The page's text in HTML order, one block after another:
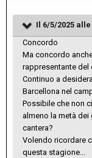
Il 6/5/2025 alle
Concordo
Ma concordo
rappresentante del
Continuo a
Barcellona nel
Possibile che non
almeno la metà
cantera?
Volendo ricordare
questa stagione...